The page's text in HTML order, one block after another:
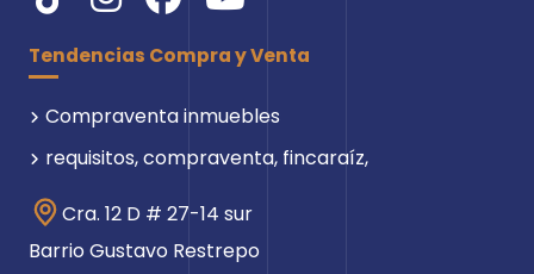
Tendencias Compra y Venta
Compraventa inmuebles
requisitos, compraventa, fincaraíz,
Cra. 12 D # 27-14 sur
Barrio Gustavo Restrepo